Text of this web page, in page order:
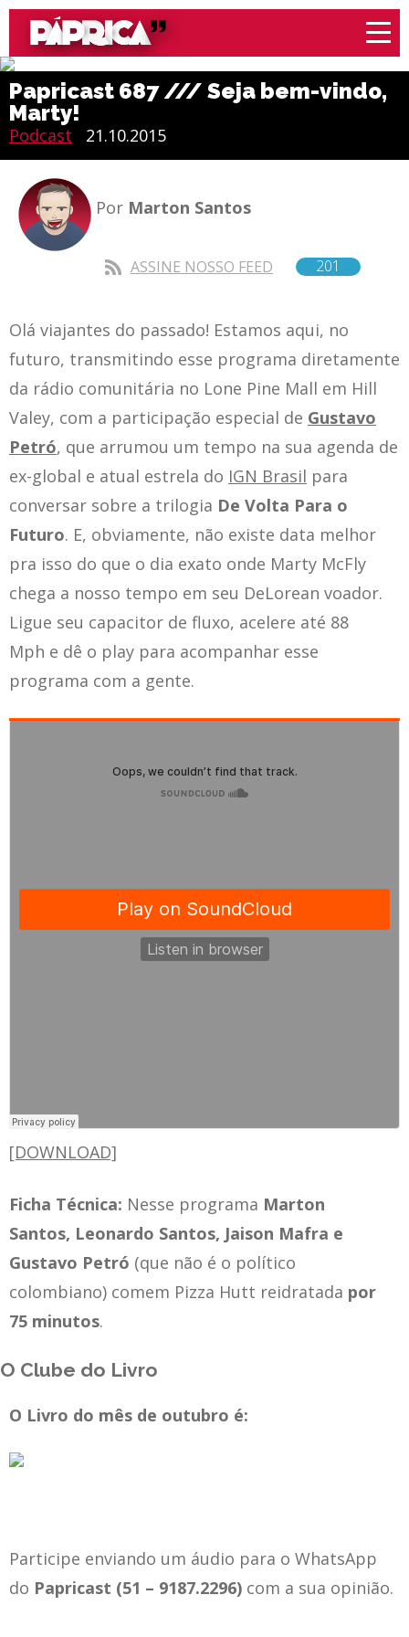
Papricast 687 /// Seja bem-vindo,
Marty!
Podcast 21.10.2015
Por Marton Santos
ASSINE NOSSO FEED 201
Olá viajantes do passado! Estamos aqui, no
futuro, transmitindo esse programa diretamente
da rádio comunitária no Lone Pine Mall em Hill
Valey, com a participação especial de Gustavo
Petró, que arrumou um tempo na sua agenda de
ex-global e atual estrela do IGN Brasil para
conversar sobre a trilogia De Volta Para o
Futuro. E, obviamente, não existe data melhor
pra isso do que o dia exato onde Marty McFly
chega a nosso tempo em seu DeLorean voador.
Ligue seu capacitor de fluxo, acelere até 88
Mph e dê o play para acompanhar esse
programa com a gente.
[DOWNLOAD]
Ficha Técnica: Nesse programa Marton
Santos, Leonardo Santos, Jaison Mafra e
Gustavo Petró (que não é o político
colombiano) comem Pizza Hutt reidratada por
75 minutos.
O Clube do Livro
O Livro do mês de outubro é:
Participe enviando um áudio para o WhatsApp
do Papricast (51 – 9187.2296) com a sua opinião.